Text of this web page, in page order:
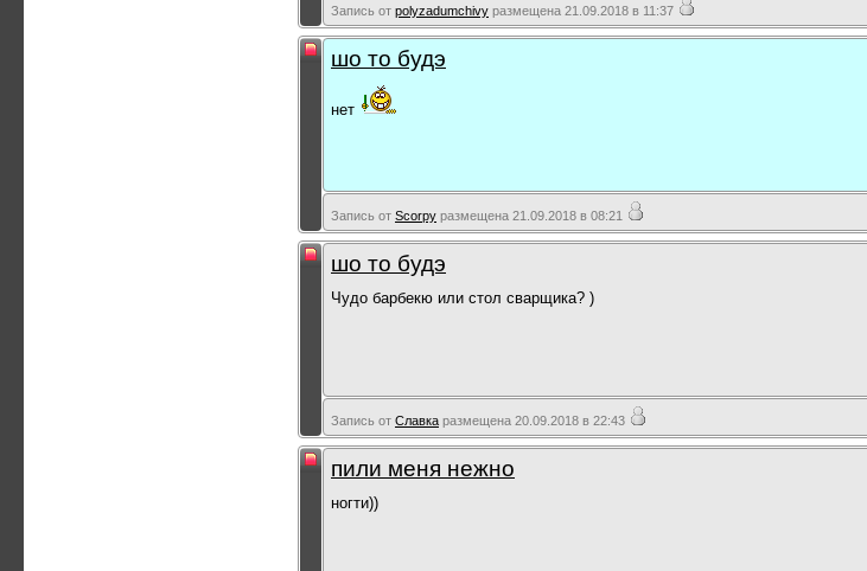
Запись от polyzadumchivy размещена 21.09.2018 в 11:37
шо то будэ
нет
Запись от Scorpy размещена 21.09.2018 в 08:21
шо то будэ
Чудо барбекю или стол сварщика? )
Запись от Славка размещена 20.09.2018 в 22:43
пили меня нежно
ногти))